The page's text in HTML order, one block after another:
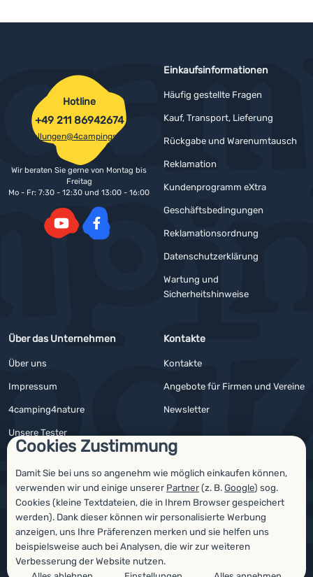
Cookies Zustimmung
Damit Sie bei uns so angenehm wie möglich einkaufen können,
verwenden wir und einige unserer Partner(z. B.Google) sog.
Cookies (kleine Textdateien, die in Ihrem Browser gespeichert
werden). Dank dieser können wir personalisierte Werbung
anzeigen, uns Ihre Präferenzen merken und sie helfen uns
beispielsweise auch bei Analysen, die wir zur weiteren
Verbesserung der Website nutzen.
Einkaufsinformationen
Häufig gestellte Fragen
Kauf, Transport, Lieferung
Rückgabe und Warenumtausch
Reklamation
Kundenprogramm eXtra
Geschäftsbedingungen
Reklamationsordnung
Datenschutzerklärung
Wartung und
Sicherheitshinweise
Über das Unternehmen
Über uns
Impressum
4camping4nature
Unsere Tester
Kontakte
Kontakte
Angebote für Firmen und Vereine
Newsletter
Hotline
+49 211 86942674
bestellungen@4campingshop.de
Wir beraten Sie gerne von Montag bis
Freitag
Mo - Fr: 7:30 - 12:30 und 13:00 - 16:00
Auszeichnungen